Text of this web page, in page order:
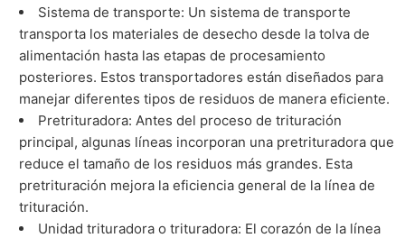
Sistema de transporte: Un sistema de transporte
transporta los materiales de desecho desde la tolva de
alimentación hasta las etapas de procesamiento
posteriores. Estos transportadores están diseñados para
manejar diferentes tipos de residuos de manera eficiente.
Pretrituradora: Antes del proceso de trituración
principal, algunas líneas incorporan una pretrituradora que
reduce el tamaño de los residuos más grandes. Esta
pretrituración mejora la eficiencia general de la línea de
trituración.
Unidad trituradora o trituradora: El corazón de la línea